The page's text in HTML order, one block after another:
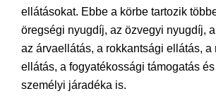
ellátásokat. Ebbe a körbe tartozik
öregségi nyugdíj, az özvegyi nyugdíj,
az árvaellátás, a rokkantsági ellátás,
ellátás, a fogyatékossági támogatás
személyi járadéka is.